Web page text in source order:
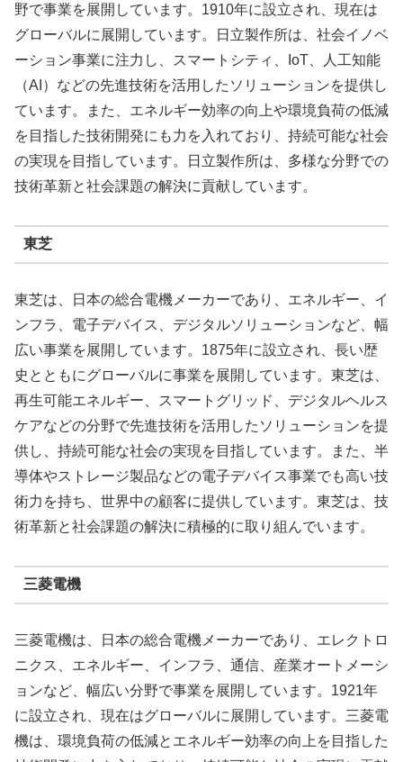
野で事業を展開しています。1910年に設立され、現在は
グローバルに展開しています。日立製作所は、社会イノベ
ーション事業に注力し、スマートシティ、IoT、人工知能
（AI）などの先進技術を活用したソリューションを提供し
ています。また、エネルギー効率の向上や環境負荷の低減
を目指した技術開発にも力を入れており、持続可能な社会
の実現を目指しています。日立製作所は、多様な分野での
技術革新と社会課題の解決に貢献しています。
東芝
東芝は、日本の総合電機メーカーであり、エネルギー、イ
ンフラ、電子デバイス、デジタルソリューションなど、幅
広い事業を展開しています。1875年に設立され、長い歴
史とともにグローバルに事業を展開しています。東芝は、
再生可能エネルギー、スマートグリッド、デジタルヘルス
ケアなどの分野で先進技術を活用したソリューションを提
供し、持続可能な社会の実現を目指しています。また、半
導体やストレージ製品などの電子デバイス事業でも高い技
術力を持ち、世界中の顧客に提供しています。東芝は、技
術革新と社会課題の解決に積極的に取り組んでいます。
三菱電機
三菱電機は、日本の総合電機メーカーであり、エレクトロ
ニクス、エネルギー、インフラ、通信、産業オートメーシ
ョンなど、幅広い分野で事業を展開しています。1921年
に設立され、現在はグローバルに展開しています。三菱電
機は、環境負荷の低減とエネルギー効率の向上を目指した